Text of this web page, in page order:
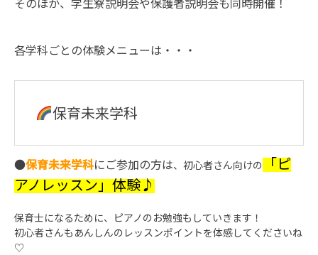
各学科ごとの体験メニューは・・・
保育未来学科
●保育未来学科にご参加の方は、初心者さん向けの「ピ
アノレッスン」体験♪
保育士になるために、ピアノのお勉強もしていきます！
初心者さんもあんしんのレッスンポイントを体感してくださいね
♡